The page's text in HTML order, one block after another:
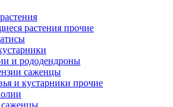
растения прочие
и рододендроны
саженцы
и кустарники прочие